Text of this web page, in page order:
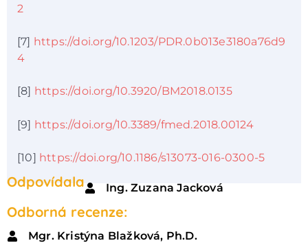
2
[7] https://doi.org/10.1203/PDR.0b013e3180a76d9
4
[8] https://doi.org/10.3920/BM2018.0135
[9] https://doi.org/10.3389/fmed.2018.00124
[10] https://doi.org/10.1186/s13073-016-0300-5
Odpovídala Ing. Zuzana Jacková
Odborná recenze:
Mgr. Kristýna Blažková, Ph.D.